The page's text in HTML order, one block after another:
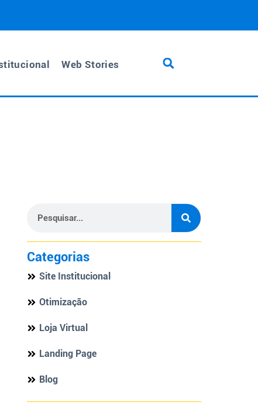
Web Stories
Categorias
Site Institucional
Otimização
Loja Virtual
Landing Page
Blog